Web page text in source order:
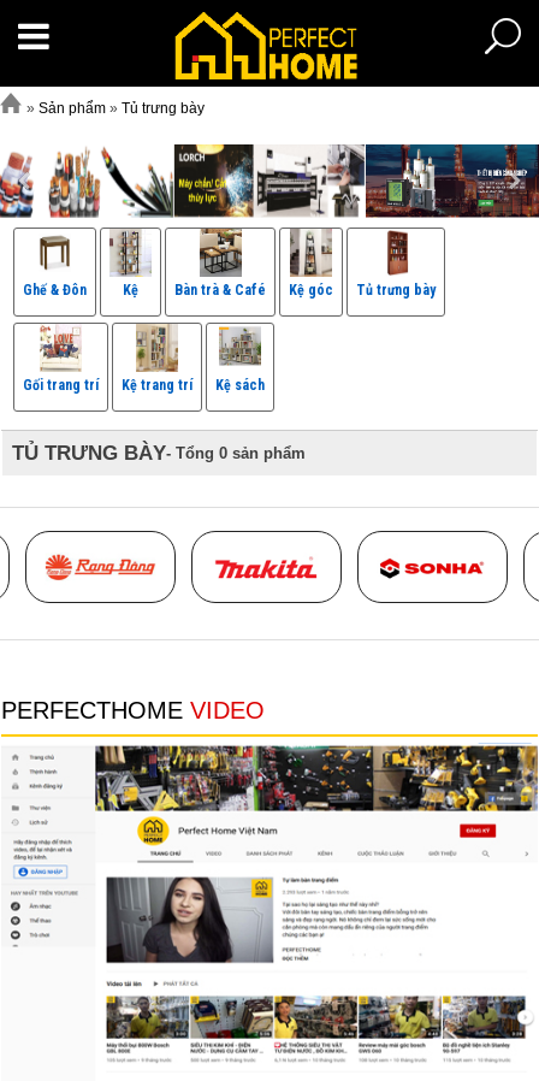
» Sản phẩm » Tủ trưng bày
Ghế & Đôn Kệ Bàn trà & Café Kệ góc Tủ trưng bày
Gối trang trí Kệ trang trí Kệ sách
TỦ TRƯNG BÀY- Tổng 0 sản phẩm
PERFECTHOME VIDEO